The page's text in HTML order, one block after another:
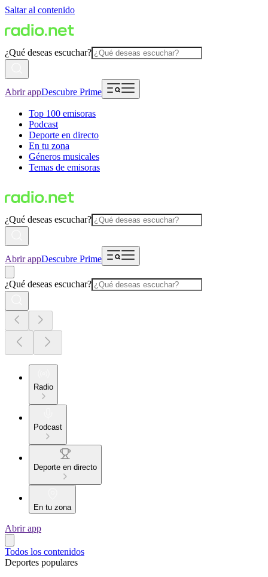
Saltar al contenido
¿Qué deseas escuchar?
Abrir appDescubre Prime
Top 100 emisoras
Podcast
Deporte en directo
En tu zona
Géneros musicales
Temas de emisoras
¿Qué deseas escuchar?
Abrir appDescubre Prime
¿Qué deseas escuchar?
Radio
Podcast
Deporte en directo
En tu zona
Abrir app
Todos los contenidos
Deportes populares